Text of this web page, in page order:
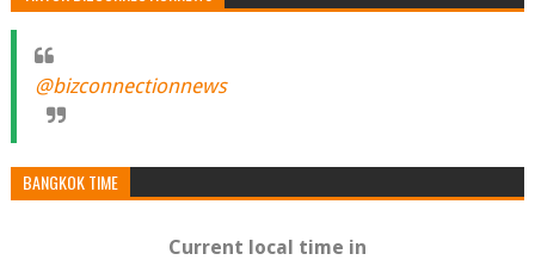
@bizconnectionnews
BANGKOK TIME
Current local time in